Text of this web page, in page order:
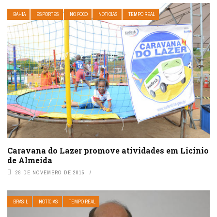
BAHIA ESPORTES NO FOCO NOTÍCIAS TEMPO REAL
Caravana do Lazer promove atividades em Licínio
de Almeida
28 DE NOVEMBRO DE 2015
BRASIL NOTÍCIAS TEMPO REAL